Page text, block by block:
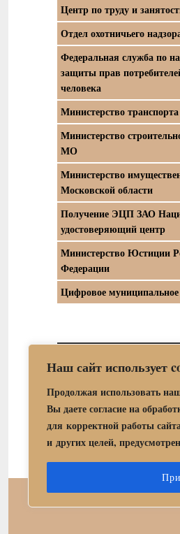
Наш сайт использует
Продолжая использовать
Вы даете согласие на
для корректной работы
и других целей,
Центр по труду и
Отдел охотничьего
Федеральная служба по
защиты прав
человека
Министерство
Министерство
МО
Министерство
Московской области
Получение ЭЦП ЗАО
удостоверяющий центр
Министерство Юстиции
Федерации
Цифровое муниципальное
Официальный интернет-портал